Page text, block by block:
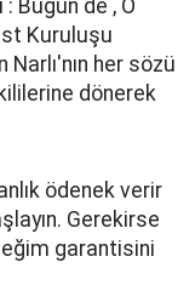
Bugün de , O
Kuruluşu
her sözü
dönerek
ödenek verir
Gerekirse
garantisini